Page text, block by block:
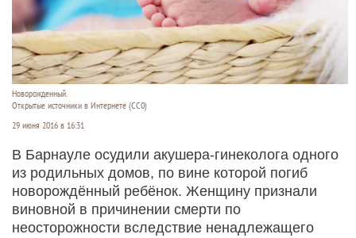
Новорожденный.
Открытые источники в Интернете (СС0)
29 июня 2016 в 16:31
В Барнауле осудили акушера-гинеколога одного
из родильных домов, по вине которой погиб
новорождённый ребёнок. Женщину признали
виновной в причинении смерти по
неосторожности вследствие ненадлежащего